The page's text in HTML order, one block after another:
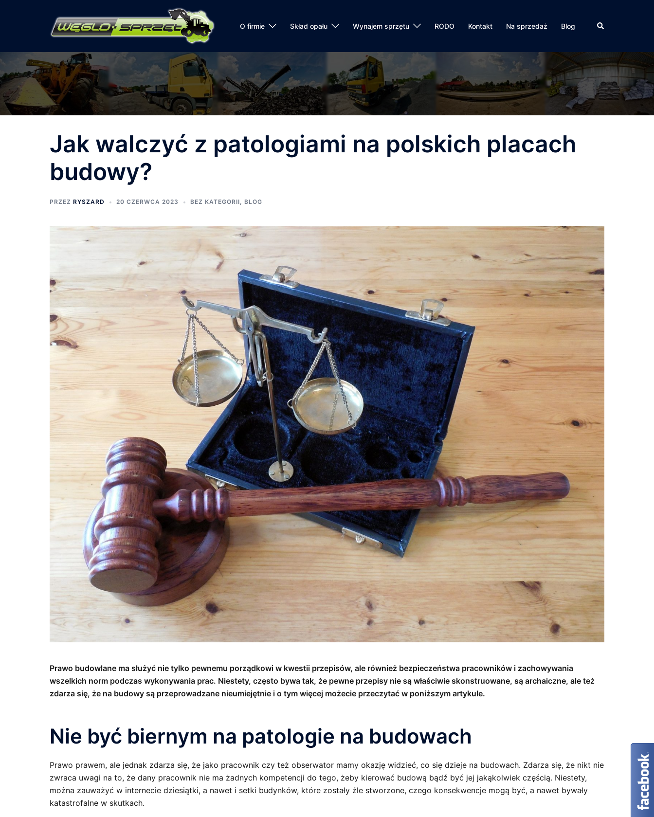
O firmie Skład opału Wynajem sprzętu RODO Kontakt Na sprzedaż Blog Szukaj
Jak walczyć z patologiami na polskich placach
budowy?
PRZEZ RYSZARD 20 CZERWCA 2023 BEZ KATEGORII, BLOG
Prawo budowlane ma służyć nie tylko pewnemu porządkowi w kwestii przepisów, ale również bezpieczeństwa pracowników i zachowywania
wszelkich norm podczas wykonywania prac. Niestety, często bywa tak, że pewne przepisy nie są właściwie skonstruowane, są archaiczne, ale też
zdarza się, że na budowy są przeprowadzane nieumiejętnie i o tym więcej możecie przeczytać w poniższym artykule.
Nie być biernym na patologie na budowach
Prawo prawem, ale jednak zdarza się, że jako pracownik czy też obserwator mamy okazję widzieć, co się dzieje na budowach. Zdarza się, że nikt nie
zwraca uwagi na to, że dany pracownik nie ma żadnych kompetencji do tego, żeby kierować budową bądź być jej jakąkolwiek częścią. Niestety,
można zauważyć w internecie dziesiątki, a nawet i setki budynków, które zostały źle stworzone, czego konsekwencje mogą być, a nawet bywały
katastrofalne w skutkach.